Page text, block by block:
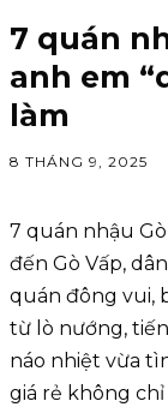
7 quán
anh em
làm
8 THÁNG 9, 2025
7 quán nhậu Gò
đến Gò Vấp,
quán đông vui,
từ lò nướng,
náo nhiệt vừa
giá rẻ không chỉ